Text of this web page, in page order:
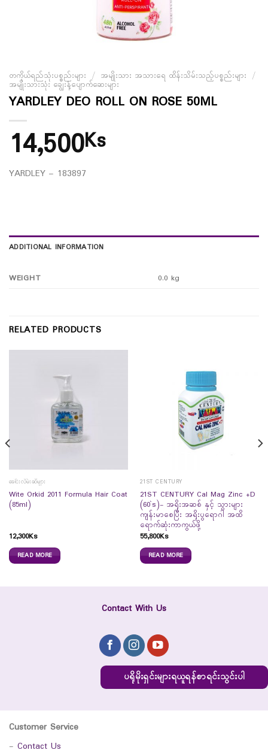
တကိုယ်ရည်သုံးပစ္စည်းများ / အမျိုးသား အသားရေ ထိန်းသိမ်းသည့်ပစ္စည်းများ /
အမျိုးသားသုံး ချွေးနံ့ပျောက်ဆေးများ
YARDLEY DEO ROLL ON ROSE 50ML
14,500Ks
YARDLEY – 183897
ADDITIONAL INFORMATION
WEIGHT 0.0 kg
RELATED PRODUCTS
ခေါင်းလိမ်းဆီများ
Wite Orkid 2011 Formula Hair Coat
(85ml)
12,300Ks
READ MORE
21ST CENTURY
21ST CENTURY Cal Mag Zinc +D
(60`s)- အရိုးအဆစ် နှင့် သွားများ
ကျန်းမာစေပြီး အရိုးပွရောဂါ အထိ
ရောက်ဆုံးကာကွယ်ဖို့
55,800Ks
READ MORE
Contact With Us
ပရိုမိုးရှင်းများရယူရန်စာရင်းသွင်းပါ
Customer Service
- Contact Us